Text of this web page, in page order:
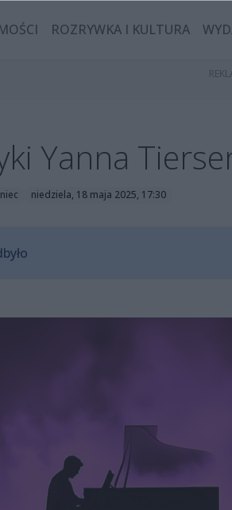
ROZRYWKA I KULTURA
Yanna
niedziela, 18 maja 2025, 17:30